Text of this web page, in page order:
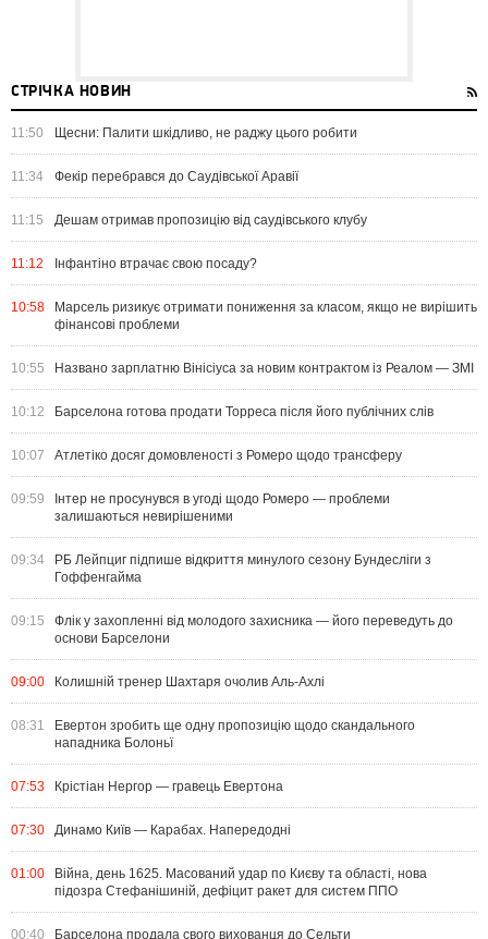
СТРІЧКА НОВИН
11:50 Щесни: Палити шкідливо, не раджу цього робити
11:34 Фекір перебрався до Саудівської Аравії
11:15 Дешам отримав пропозицію від саудівського клубу
11:12 Інфантіно втрачає свою посаду?
10:58
Марсель ризикує отримати пониження за класом, якщо не вирішить
фінансові проблеми
10:55 Названо зарплатню Вінісіуса за новим контрактом із Реалом — ЗМІ
10:12 Барселона готова продати Торреса після його публічних слів
10:07 Атлетіко досяг домовленості з Ромеро щодо трансферу
09:59
Інтер не просунувся в угоді щодо Ромеро — проблеми
залишаються невирішеними
09:34
РБ Лейпциг підпише відкриття минулого сезону Бундесліги з
Гоффенгайма
09:15
Флік у захопленні від молодого захисника — його переведуть до
основи Барселони
09:00 Колишній тренер Шахтаря очолив Аль-Ахлі
08:31
Евертон зробить ще одну пропозицію щодо скандального
нападника Болоньї
07:53 Крістіан Нергор — гравець Евертона
07:30 Динамо Київ — Карабах. Напередодні
01:00
Війна, день 1625. Масований удар по Києву та області, нова
підозра Стефанішиній, дефіцит ракет для систем ППО
00:40 Барселона продала свого вихованця до Сельти